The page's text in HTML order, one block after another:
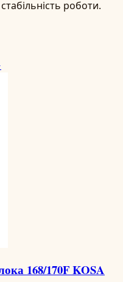
роботи.
168/170F KOSA